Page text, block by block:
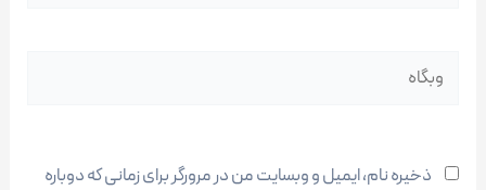
وبگاه
ذخیره نام، ایمیل و وبسایت من در مرورگر برای زمانی که دوباره